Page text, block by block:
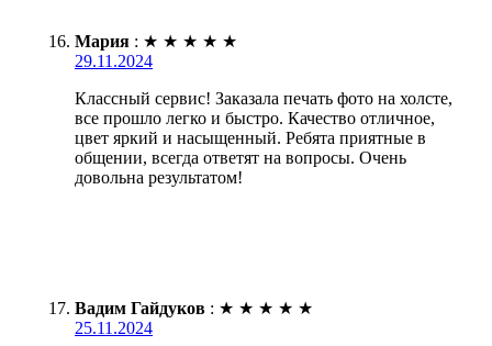
Мария : ★ ★ ★ ★ ★
29.11.2024
Классный сервис! Заказала печать фото на холсте,
все прошло легко и быстро. Качество отличное,
цвет яркий и насыщенный. Ребята приятные в
общении, всегда ответят на вопросы. Очень
довольна результатом!
Вадим Гайдуков : ★ ★ ★ ★ ★
25.11.2024